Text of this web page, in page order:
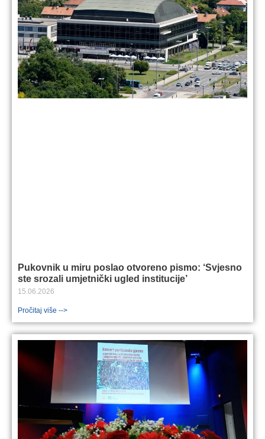
Pukovnik u miru poslao otvoreno pismo: ‘Svjesno
ste srozali umjetnički ugled institucije’
15.06.2026
Pročitaj više -->